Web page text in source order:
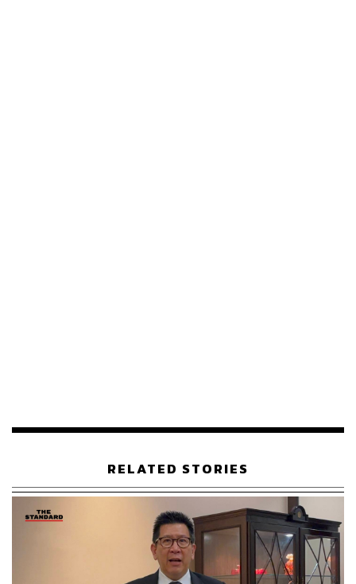
ทั้งนี้ ร้านค้าถุงเงินที่เคยเข้าร่วมโครงการคนละครึ่ง เฟส 5 (ปี
ข้อมูลตรวจสอบได้ชัดเจนแล้วว่า ร้านค้านี้มีคุณสมบัติเข้า
สมัครเข้าร่วมโครงการใหม่
วิธีลงทะเบียนสำหรับร้านค้ารายใหม่
RELATED STORIES